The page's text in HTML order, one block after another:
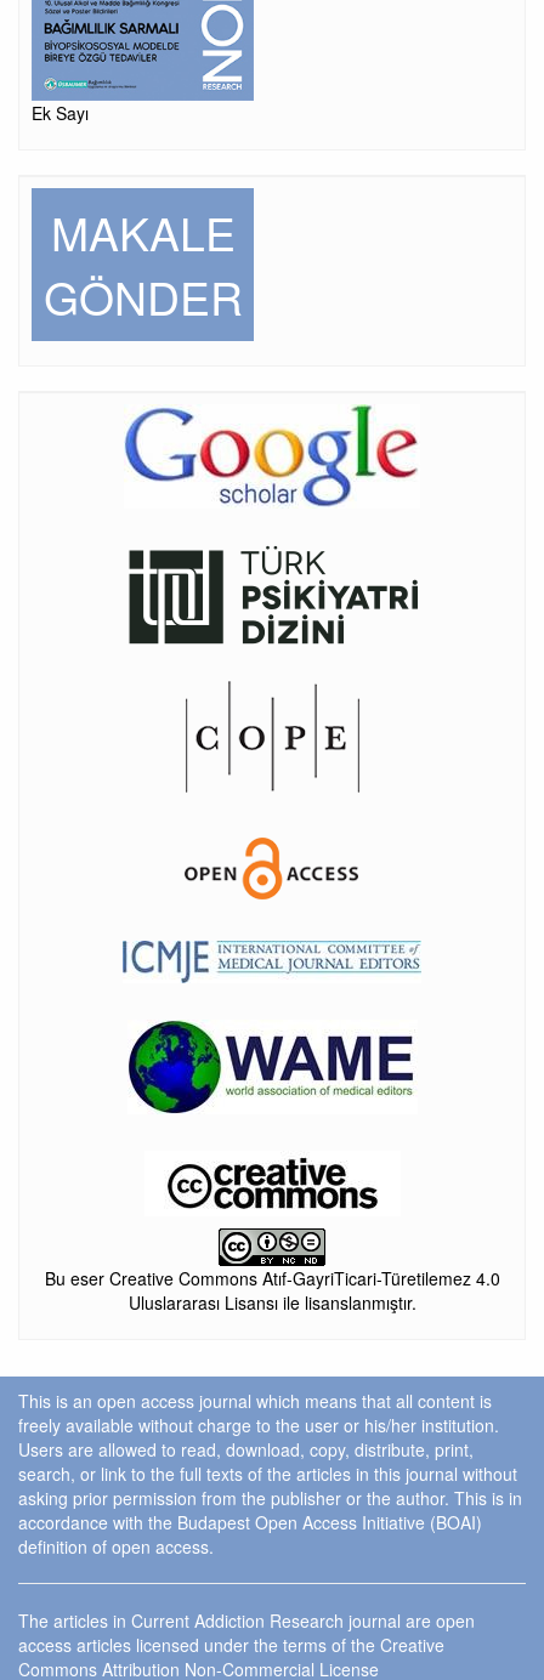
Ek Sayı
MAKALE
GÖNDER
Bu eser Creative Commons Atıf-GayriTicari-Türetilemez 4.0
Uluslararası Lisansı ile lisanslanmıştır.
This is an open access journal which means that all content is
freely available without charge to the user or his/her institution.
Users are allowed to read, download, copy, distribute, print,
search, or link to the full texts of the articles in this journal without
asking prior permission from the publisher or the author. This is in
accordance with the Budapest Open Access Initiative (BOAI)
definition of open access.
The articles in Current Addiction Research journal are open
access articles licensed under the terms of the Creative
Commons Attribution Non-Commercial License